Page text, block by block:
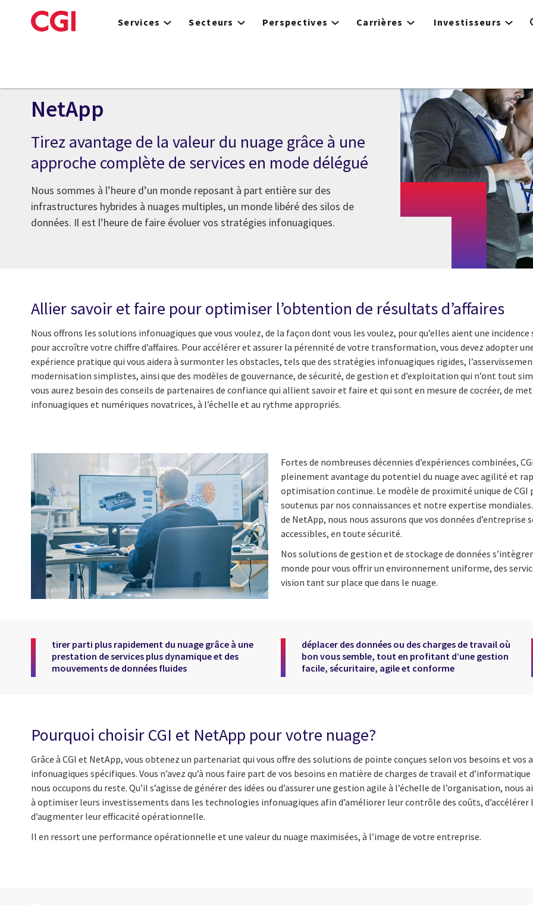
to
Services Secteurs Perspectives Carrières Investisseurs
NetApp
Tirez avantage de la valeur du nuage grâce à une
approche complète de services en mode délégué
Nous sommes à l’heure d’un monde reposant à part entière sur des
infrastructures hybrides à nuages multiples, un monde libéré des silos de
données. Il est l’heure de faire évoluer vos stratégies infonuagiques.
Allier savoir et faire pour optimiser l’obtention de résultats d’affaires
Nous offrons les solutions infonuagiques que vous voulez, de la façon dont vous les voulez, pour qu’elles aient une
pour accroître votre chiffre d’affaires. Pour accélérer et assurer la pérennité de votre transformation, vous devez adopter
expérience pratique qui vous aidera à surmonter les obstacles, tels que des stratégies infonuagiques rigides,
modernisation simplistes, ainsi que des modèles de gouvernance, de sécurité, de gestion et d’exploitation qui n’ont tout
vous aurez besoin des conseils de partenaires de confiance qui allient savoir et faire et qui sont en mesure de cocréer, de
infonuagiques et numériques novatrices, à l’échelle et au rythme appropriés.
Fortes de nombreuses décennies d’expériences combinées,
pleinement avantage du potentiel du nuage avec agilité et
optimisation continue. Le modèle de proximité unique de
soutenus par nos connaissances et notre expertise
de NetApp, nous nous assurons que vos données
accessibles, en toute sécurité.
Nos solutions de gestion et de stockage de données
monde pour vous offrir un environnement uniforme, des
vision tant sur place que dans le nuage.
tirer parti plus rapidement du nuage grâce à une
prestation de services plus dynamique et des
mouvements de données fluides
déplacer des données ou des charges de travail où
bon vous semble, tout en profitant d’une gestion
facile, sécuritaire, agile et conforme
Pourquoi choisir CGI et NetApp pour votre nuage?
Grâce à CGI et NetApp, vous obtenez un partenariat qui vous offre des solutions de pointe conçues selon vos besoins et vos
infonuagiques spécifiques. Vous n’avez qu’à nous faire part de vos besoins en matière de charges de travail et d’informatique
nous occupons du reste. Qu’il s’agisse de générer des idées ou d’assurer une gestion agile à l’échelle de l’organisation, nous
à optimiser leurs investissements dans les technologies infonuagiques afin d’améliorer leur contrôle des coûts,
d’augmenter leur efficacité opérationnelle.
Il en ressort une performance opérationnelle et une valeur du nuage maximisées, à l’image de votre entreprise.